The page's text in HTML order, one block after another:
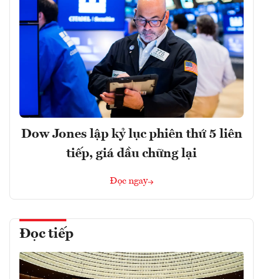
Dow Jones lập kỷ lục phiên thứ 5 liên
tiếp, giá dầu chững lại
Đọc ngay
Đọc tiếp